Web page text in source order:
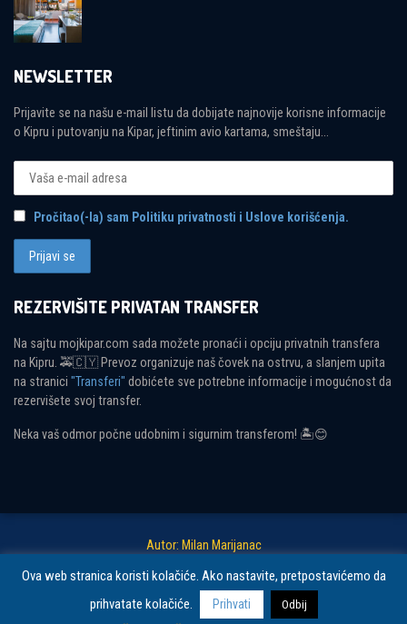
NEWSLETTER
Prijavite se na našu e-mail listu da dobijate najnovije korisne informacije
o Kipru i putovanju na Kipar, jeftinim avio kartama, smeštaju...
Pročitao(-la) sam Politiku privatnosti i Uslove korišćenja.
REZERVIŠITE PRIVATAN TRANSFER
Na sajtu mojkipar.com sada možete pronaći i opciju privatnih transfera
na Kipru. 🚕🇨🇾 Prevoz organizuje naš čovek na ostrvu, a slanjem upita
na stranici "Transferi" dobićete sve potrebne informacije i mogućnost da
rezervišete svoj transfer.
Neka vaš odmor počne udobnim i sigurnim transferom! 🏝😊
Autor: Milan Marijanac
Copyright © 2026 Moj Kipar. Sva prava zadržana.
Politika privatnosti i
uslovi korišćenja.
Ova web stranica koristi kolačiće. Ako nastavite, pretpostavićemo da
prihvatate kolačiće.
Prihvati Odbij